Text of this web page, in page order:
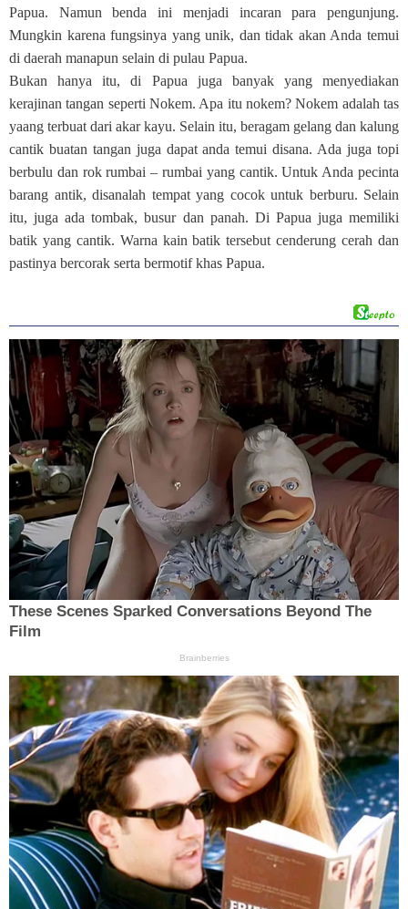
Papua. Namun benda ini menjadi incaran para pengunjung.
Mungkin karena fungsinya yang unik, dan tidak akan Anda temui
di daerah manapun selain di pulau Papua.
Bukan hanya itu, di Papua juga banyak yang menyediakan
kerajinan tangan seperti Nokem. Apa itu nokem? Nokem adalah tas
yaang terbuat dari akar kayu. Selain itu, beragam gelang dan kalung
cantik buatan tangan juga dapat anda temui disana. Ada juga topi
berbulu dan rok rumbai – rumbai yang cantik. Untuk Anda pecinta
barang antik, disanalah tempat yang cocok untuk berburu. Selain
itu, juga ada tombak, busur dan panah. Di Papua juga memiliki
batik yang cantik. Warna kain batik tersebut cenderung cerah dan
pastinya bercorak serta bermotif khas Papua.